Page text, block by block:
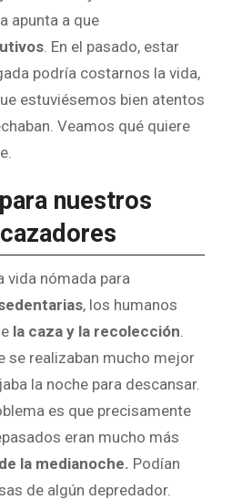
apunta a que
. En el pasado, estar
podría costarnos la vida,
estuviésemos bien atentos
Veamos qué quiere
nuestros
vida nómada para
, los humanos
la caza y la recolección
se realizaban mucho mejor
la noche para descansar.
es que precisamente
eran mucho más
la medianoche. Podían
de algún depredador.